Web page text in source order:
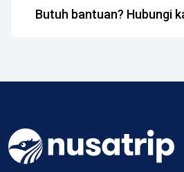
Butuh bantuan? Hubungi